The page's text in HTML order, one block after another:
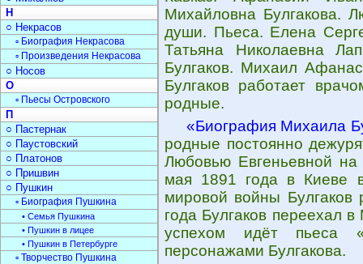
Михайловна Булгакова.
души. Пьеса. Елена
Татьяна Николаевна
Булгаков. Михаил
Булгаков работает
родные.
«Биография Михаила
родные постоянно
Любовью Евгеньевной
мая 1891 года в Киеве
мировой войны Булгаков
года Булгаков переехал
успехом идёт пьеса
персонажами Булгакова.
Н
○ Некрасов
▫ Биография Некрасова
▫ Произведения Некрасова
○ Носов
О
▫ Пьесы Островского
П
○ Пастернак
○ Паустовский
○ Платонов
○ Пришвин
○ Пушкин
▫ Биография Пушкина
• Семья Пушкина
• Пушкин в лицее
• Пушкин в Петербурге
▫ Творчество Пушкина